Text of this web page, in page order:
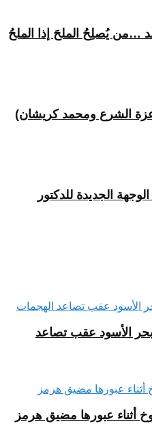
…من يُصلِحُ الملحَ إذا الملحُ
الشرع ومحمد كريشان)
الجديدة للدكتور
الأسود عقب تصاعد
أثناء عبورها مضيق هرمز